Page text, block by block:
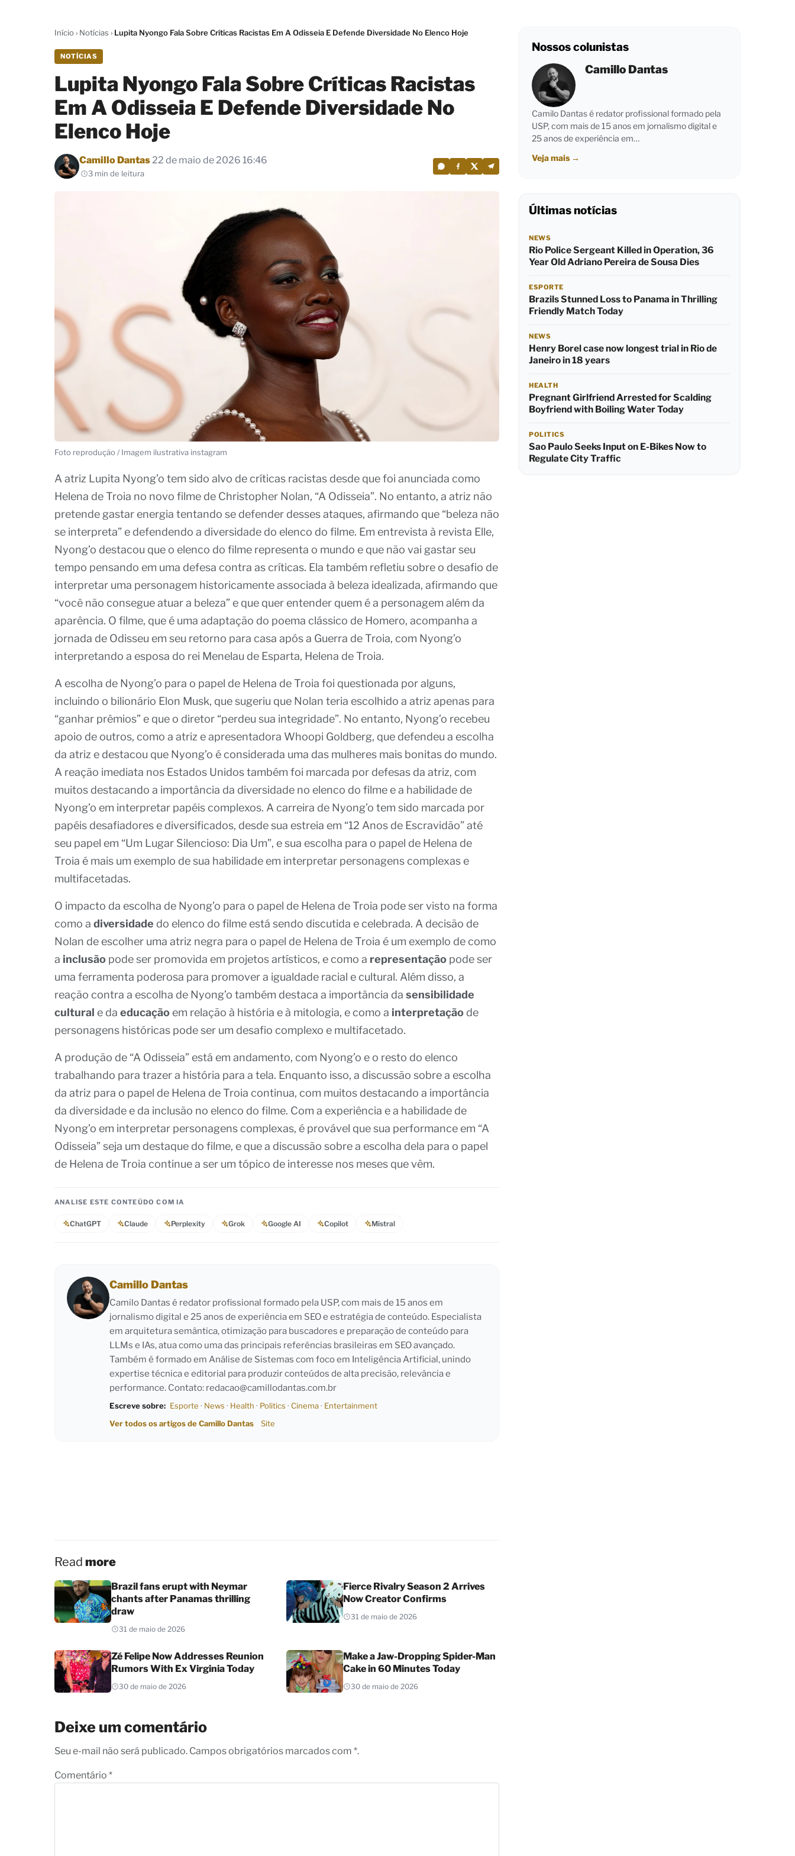
Início› Notícias › Lupita Nyongo Fala Sobre Críticas Racistas Em A Odisseia E Defende Diversidade No Elenco Hoje
NOTÍCIAS
Lupita Nyongo Fala Sobre Críticas Racistas
Em A Odisseia E Defende Diversidade No
Elenco Hoje
Por
Camillo Dantas22 de maio de 2026 16:46
3 min de leitura
Foto reprodução / Imagem ilustrativa instagram
A atriz Lupita Nyong’o tem sido alvo de críticas racistas desde que foi anunciada como
Helena de Troia no novo filme de Christopher Nolan, “A Odisseia”. No entanto, a atriz não
pretende gastar energia tentando se defender desses ataques, afirmando que “beleza não
se interpreta” e defendendo a diversidade do elenco do filme. Em entrevista à revista Elle,
Nyong’o destacou que o elenco do filme representa o mundo e que não vai gastar seu
tempo pensando em uma defesa contra as críticas. Ela também refletiu sobre o desafio de
interpretar uma personagem historicamente associada à beleza idealizada, afirmando que
“você não consegue atuar a beleza” e que quer entender quem é a personagem além da
aparência. O filme, que é uma adaptação do poema clássico de Homero, acompanha a
jornada de Odisseu em seu retorno para casa após a Guerra de Troia, com Nyong’o
interpretando a esposa do rei Menelau de Esparta, Helena de Troia.
A escolha de Nyong’o para o papel de Helena de Troia foi questionada por alguns,
incluindo o bilionário Elon Musk, que sugeriu que Nolan teria escolhido a atriz apenas para
“ganhar prêmios” e que o diretor “perdeu sua integridade”. No entanto, Nyong’o recebeu
apoio de outros, como a atriz e apresentadora Whoopi Goldberg, que defendeu a escolha
da atriz e destacou que Nyong’o é considerada uma das mulheres mais bonitas do mundo.
A reação imediata nos Estados Unidos também foi marcada por defesas da atriz, com
muitos destacando a importância da diversidade no elenco do filme e a habilidade de
Nyong’o em interpretar papéis complexos. A carreira de Nyong’o tem sido marcada por
papéis desafiadores e diversificados, desde sua estreia em “12 Anos de Escravidão” até
seu papel em “Um Lugar Silencioso: Dia Um”, e sua escolha para o papel de Helena de
Troia é mais um exemplo de sua habilidade em interpretar personagens complexas e
multifacetadas.
O impacto da escolha de Nyong’o para o papel de Helena de Troia pode ser visto na forma
como a diversidade do elenco do filme está sendo discutida e celebrada. A decisão de
Nolan de escolher uma atriz negra para o papel de Helena de Troia é um exemplo de como
a inclusão pode ser promovida em projetos artísticos, e como a representação pode ser
uma ferramenta poderosa para promover a igualdade racial e cultural. Além disso, a
reação contra a escolha de Nyong’o também destaca a importância da sensibilidade
cultural e da educaçãoem relação à história e à mitologia, e como a interpretação de
personagens históricas pode ser um desafio complexo e multifacetado.
A produção de “A Odisseia” está em andamento, com Nyong’o e o resto do elenco
trabalhando para trazer a história para a tela. Enquanto isso, a discussão sobre a escolha
da atriz para o papel de Helena de Troia continua, com muitos destacando a importância
da diversidade e da inclusão no elenco do filme. Com a experiência e a habilidade de
Nyong’o em interpretar personagens complexas, é provável que sua performance em “A
Odisseia” seja um destaque do filme, e que a discussão sobre a escolha dela para o papel
de Helena de Troia continue a ser um tópico de interesse nos meses que vêm.
ANALISE ESTE CONTEÚDO COM IA
ChatGPT Claude Perplexity Grok Google AI Copilot Mistral
Camillo Dantas
Camilo Dantas é redator profissional formado pela USP, com mais de 15 anos em
jornalismo digital e 25 anos de experiência em SEO e estratégia de conteúdo. Especialista
em arquitetura semântica, otimização para buscadores e preparação de conteúdo para
LLMs e IAs, atua como uma das principais referências brasileiras em SEO avançado.
Também é formado em Análise de Sistemas com foco em Inteligência Artificial, unindo
expertise técnica e editorial para produzir conteúdos de alta precisão, relevância e
performance. Contato: redacao@camillodantas.com.br
Escreve sobre: Esporte · News · Health · Politics · Cinema· Entertainment
Ver todos os artigos de Camillo Dantas
Site
Read more
Brazil fans erupt with Neymar
chants after Panamas thrilling
draw
31 de maio de 2026
Fierce Rivalry Season 2 Arrives
Now Creator Confirms
31 de maio de 2026
Zé Felipe Now Addresses Reunion
Rumors With Ex Virginia Today
30 de maio de 2026
Make a Jaw-Dropping Spider-Man
Cake in 60 Minutes Today
30 de maio de 2026
Deixe um comentário
Seu e-mail não será publicado. Campos obrigatórios marcados com *.
Comentário *
Nossos colunistas
Camillo Dantas
Camilo Dantas é redator profissional formado pela
USP, com mais de 15 anos em jornalismo digital e
25 anos de experiência em…
Veja mais →
Últimas notícias
NEWS
Rio Police Sergeant Killed in Operation, 36
Year Old Adriano Pereira de Sousa Dies
ESPORTE
Brazils Stunned Loss to Panama in Thrilling
Friendly Match Today
NEWS
Henry Borel case now longest trial in Rio de
Janeiro in 18 years
HEALTH
Pregnant Girlfriend Arrested for Scalding
Boyfriend with Boiling Water Today
POLITICS
Sao Paulo Seeks Input on E-Bikes Now to
Regulate City Traffic